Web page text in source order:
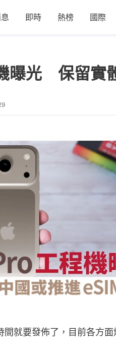
即時 熱榜 國際
曝光 保留實
就要發佈了，目前各方面